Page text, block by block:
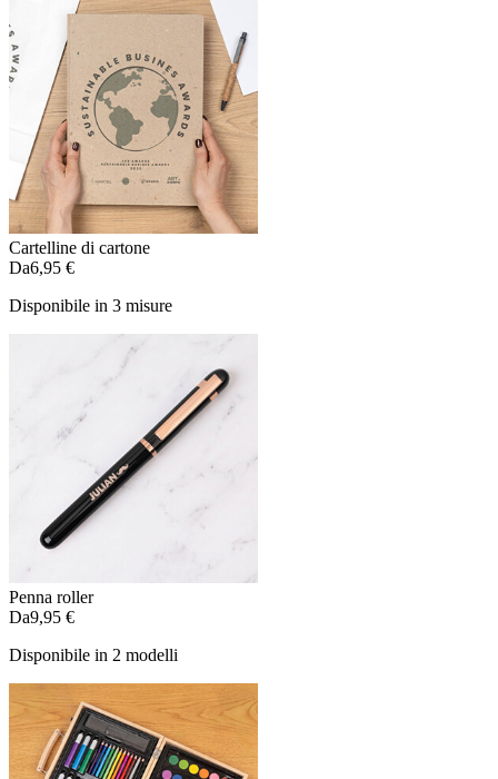
Cartelline di cartone
Da6,95 €
Disponibile in 3 misure
Penna roller
Da9,95 €
Disponibile in 2 modelli